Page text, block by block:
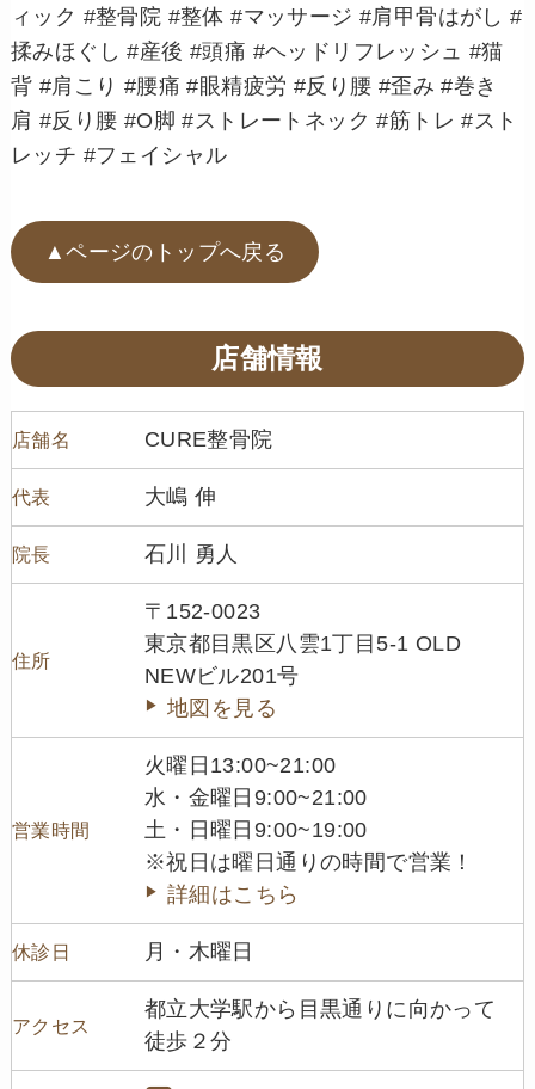
ィック #整骨院 #整体 #マッサージ #肩甲骨はがし #
揉みほぐし #産後 #頭痛 #ヘッドリフレッシュ #猫
背 #肩こり #腰痛 #眼精疲労 #反り腰 #歪み #巻き
肩 #反り腰 #O脚 #ストレートネック #筋トレ #スト
レッチ #フェイシャル
▲ページのトップへ戻る
店舗情報
店舗名 CURE整骨院
代表 大嶋 伸
院長 石川 勇人
住所
〒152-0023
東京都目黒区八雲1丁目5-1 OLD
NEWビル201号
地図を見る
営業時間
火曜日13:00~21:00
水・金曜日9:00~21:00
土・日曜日9:00~19:00
※祝日は曜日通りの時間で営業！
詳細はこちら
休診日 月・木曜日
アクセス
都立大学駅から目黒通りに向かって
徒歩２分